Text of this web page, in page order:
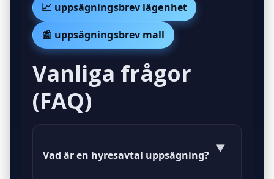
📈 uppsägningsbrev lägenhet
📰 uppsägningsbrev mall
Vanliga frågor
(FAQ)
Vad är en hyresavtal uppsägning?
▼